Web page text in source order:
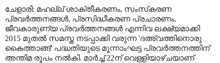
ചേളാരി: മഹല്ല് ശാക്തീകരണം, സംസ്‌കരണ
പ്രവര്‍ത്തനങ്ങള്‍, പ്രസിദ്ധീകരണ പ്രചാരണം,
ജീവകാരുണ്യ പ്രവര്‍ത്തനങ്ങള്‍ എന്നിവ ലക്ഷ്യമാക്കി
2015 മുതല്‍ സമസ്ത നടപ്പാക്കി വരുന്ന 'ദഅ്‌വത്തിനൊരു
കൈത്താങ്ങ്' പദ്ധതിയുടെ മൂന്നാംഘട്ട പ്രവര്‍ത്തനത്തിന്
അന്തിമ രൂപം നല്‍കി. മാര്‍ച്ച് 22ന് വെള്ളിയാഴ്ചയാണ്